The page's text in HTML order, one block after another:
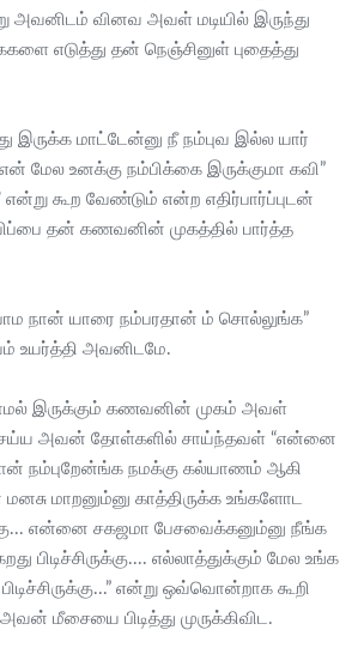
அவனிடம் வினவ அவள் மடியில் இருந்து
எடுத்து தன் நெஞ்சினுள் புதைத்து
இருக்க மாட்டேன்னு நீ நம்புவ இல்ல யார்
உனக்கு நம்பிக்கை இருக்குமா கவி”
கூற வேண்டும் என்ற எதிர்பார்ப்புடன்
தன் கணவனின் முகத்தில் பார்த்த
நான் யாரை நம்பரதான் ம் சொல்லுங்க”
உயர்த்தி அவனிடமே.
இருக்கும் கணவனின் முகம் அவள்
அவன் தோள்களில் சாய்ந்தவள் “என்னை
நம்புறேன்ங்க நமக்கு கல்யாணம் ஆகி
மாறனும்னு காத்திருக்க உங்களோட
என்னை சகஜமா பேசவைக்கனும்னு நீங்க
பிடிச்சிருக்கு.... எல்லாத்துக்கும் மேல உங்க
என்று ஒவ்வொன்றாக கூறி
மீசையை பிடித்து முருக்கிவிட.